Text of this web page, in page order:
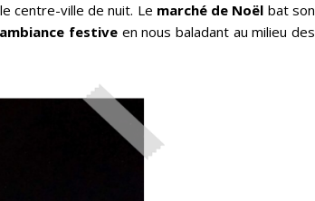
centre-ville de nuit. Le marché de Noël bat son
ambiance festiveen nous baladant au milieu des